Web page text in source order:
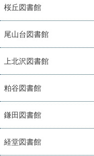
桜丘図書館
尾山台図書館
上北沢図書館
粕谷図書館
鎌田図書館
経堂図書館